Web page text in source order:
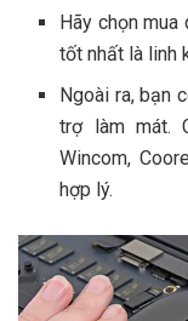
Hãy chọn
tốt nhất là linh
Ngoài ra, bạn
trợ làm mát.
Wincom,
hợp lý.